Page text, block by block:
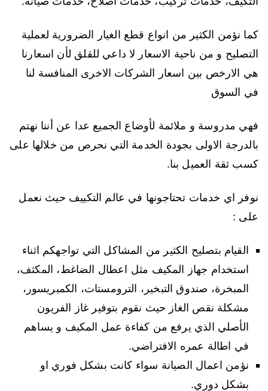
كما نؤمن الكثير من انواع قطع الغيار الضرورية لعملية
التصليح و من ناحية الاسعار لا داعي للقلق لأن اسعارنا
هي الارخص بين اسعار الشركات الاخرى المنافسة لنا
في السوق
فهي مدروسة و ملائمة لأوضاع الجميع عدا عن أننا نهتم
بالدرجة الاولى بجودة الخدمة التي نحرص من خلالها على
كسب ثقة العميل بنا.
نوفر اي خدمات تحتاجونها في عالم التكييف حيث نعمل
على :
القيام بتصليح الكثير من المشاكل التي تواجهكم اثناء
استخدام جهاز المكيف مثل اعطال الضاغط، المكثف،
المبخرة، صندوق التبخير، الترومستات، الكمبريسور،
مشكلة نقص الغاز حيث نقوم بتوفير غاز الفريون
الأصلي الذي يرفع من كفاءة عمل المكيف و يساهم
في اطالة عمره الافتراضي.
نؤمن اعمال الصيانة سواء كانت بشكل فوري او
بشكل دوري.